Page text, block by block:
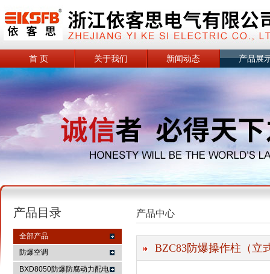
首 页 关于我们 新闻动态 产品展
产品目录
全部产品
防爆空调
BXD8050防爆防腐动力配电
产品中心
BZC83防爆操作柱（立